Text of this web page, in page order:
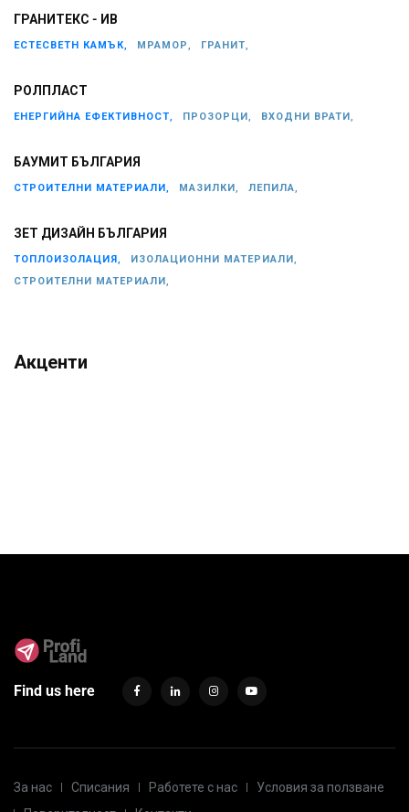
ГРАНИТЕКС - ИВ
ЕСТЕСВЕТН КАМЪК, МРАМОР, ГРАНИТ,
РОЛПЛАСТ
ЕНЕРГИЙНА ЕФЕКТИВНОСТ, ПРОЗОРЦИ, ВХОДНИ ВРАТИ,
БАУМИТ БЪЛГАРИЯ
СТРОИТЕЛНИ МАТЕРИАЛИ, МАЗИЛКИ, ЛЕПИЛА,
ЗЕТ ДИЗАЙН БЪЛГАРИЯ
ТОПЛОИЗОЛАЦИЯ,
ИЗОЛАЦИОННИ МАТЕРИАЛИ,
СТРОИТЕЛНИ МАТЕРИАЛИ,
Акценти
Find us here
За нас Списания Работете с нас
Условия за ползване